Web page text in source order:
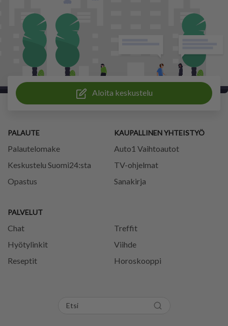
Aloita keskustelu
PALAUTE
Palautelomake
Keskustelu Suomi24:sta
Opastus
PALVELUT
Chat
Treffit
Hyötylinkit
Viihde
Reseptit
Horoskooppi
KAUPALLINEN YHTEISTYÖ
Auto1 Vaihtoautot
TV-ohjelmat
Sanakirja